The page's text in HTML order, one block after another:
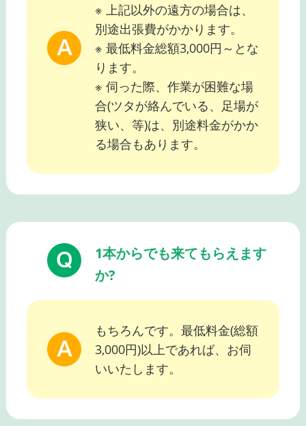
※ 上記以外の遠方の場合は、
別途出張費がかかります。
※ 最低料金総額3,000円～とな
ります。
※ 伺った際、作業が困難な場
合(ツタが絡んでいる、足場が
狭い、等)は、別途料金がかか
る場合もあります。
1本からでも来てもらえます
か?
もちろんです。最低料金(総額
3,000円)以上であれば、お伺
いいたします。